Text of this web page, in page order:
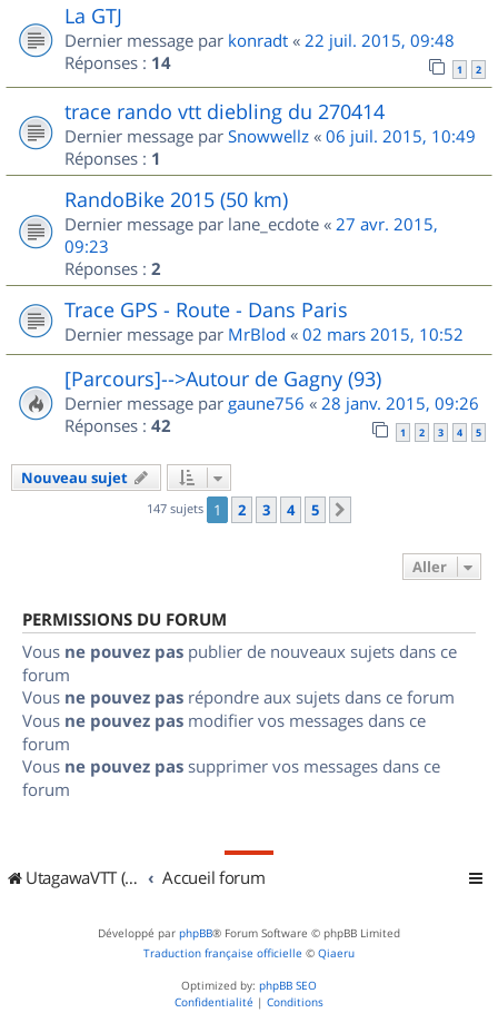
La GTJ
Dernier message par konradt « 22 juil. 2015, 09:48
Réponses : 14 1 2
trace rando vtt diebling du 270414
Dernier message par Snowwellz « 06 juil. 2015, 10:49
Réponses : 1
RandoBike 2015 (50 km)
Dernier message par lane_ecdote « 27 avr. 2015,
09:23
Réponses : 2
Trace GPS - Route - Dans Paris
Dernier message par MrBlod « 02 mars 2015, 10:52
[Parcours]-->Autour de Gagny (93)
Dernier message par gaune756 « 28 janv. 2015, 09:26
Réponses : 42 1 2 3 4 5
Nouveau sujet
147 sujets 1 2 3 4 5
Aller
PERMISSIONS DU FORUM
Vous ne pouvez pas publier de nouveaux sujets dans ce
forum
Vous ne pouvez pas répondre aux sujets dans ce forum
Vous ne pouvez pas modifier vos messages dans ce
forum
Vous ne pouvez pas supprimer vos messages dans ce
forum
UtagawaVTT (Randos VTT et VTTAE avec traces GPS) Accueil forum
Développé par phpBB® Forum Software © phpBB Limited
Traduction française officielle © Qiaeru
Optimized by: phpBB SEO
Confidentialité | Conditions